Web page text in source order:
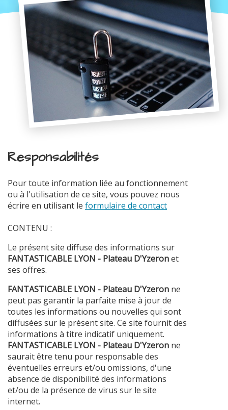
Responsabilités
Pour toute information liée au fonctionnement
ou à l'utilisation de ce site, vous pouvez nous
écrire en utilisant le formulaire de contact
CONTENU :
Le présent site diffuse des informations sur
FANTASTICABLE LYON - Plateau D'Yzeronet
ses offres.
FANTASTICABLE LYON - Plateau D'Yzeron ne
peut pas garantir la parfaite mise à jour de
toutes les informations ou nouvelles qui sont
diffusées sur le présent site. Ce site fournit des
informations à titre indicatif uniquement.
FANTASTICABLE LYON - Plateau D'Yzeron ne
saurait être tenu pour responsable des
éventuelles erreurs et/ou omissions, d'une
absence de disponibilité des informations
et/ou de la présence de virus sur le site
internet.